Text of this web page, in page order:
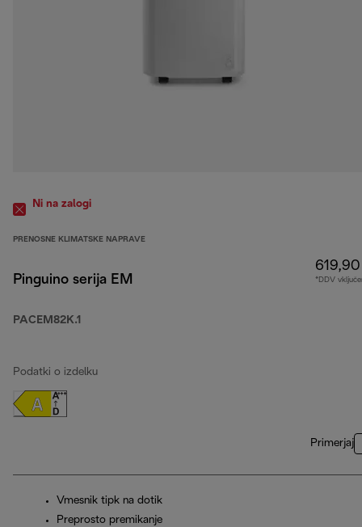
Ni na zalogi
PRENOSNE KLIMATSKE NAPRAVE
Pinguino serija EM
PACEM82K.1
*DDV
Podatki o izdelku
Primerjaj
Vmesnik tipk na dotik
Preprosto premikanje